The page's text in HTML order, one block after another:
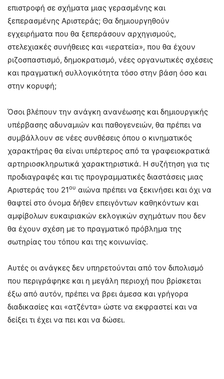
επιστροφή σε σχήματα μιας γερασμένης και
ξεπερασμένης Αριστεράς; Θα δημιουργηθούν
εγχειρήματα που θα ξεπεράσουν αρχηγισμούς,
στελεχιακές συνήθειες και «ιερατεία», που θα έχουν
ριζοσπαστισμό, δημοκρατισμό, νέες οργανωτικές σχέσεις
και πραγματική συλλογικότητα τόσο στην βάση όσο και
στην κορυφή;
Όσοι βλέπουν την ανάγκη ανανέωσης και δημιουργικής
υπέρβασης αδυναμιών και παθογενειών, θα πρέπει να
συμβάλλουν σε νέες συνθέσεις όπου ο κινηματικός
χαρακτήρας θα είναι υπέρτερος από τα γραφειοκρατικά
αρτηριοσκληρωτικά χαρακτηριστικά. Η συζήτηση για τις
προδιαγραφές και τις προγραμματικές διαστάσεις μιας
Αριστεράς του 21ου αιώνα πρέπει να ξεκινήσει και όχι να
θαφτεί στο όνομα δήθεν επειγόντων καθηκόντων και
αμφίβολων ευκαιριακών εκλογικών σχημάτων που δεν
θα έχουν σχέση με το πραγματικό πρόβλημα της
σωτηρίας του τόπου και της κοινωνίας.
Αυτές οι ανάγκες δεν υπηρετούνται από τον διπολισμό
που περιγράφηκε και η μεγάλη περιοχή που βρίσκεται
έξω από αυτόν, πρέπει να βρει άμεσα και γρήγορα
διαδικασίες και «ατζέντα» ώστε να εκφραστεί και να
δείξει τι έχει να πει και να δώσει.